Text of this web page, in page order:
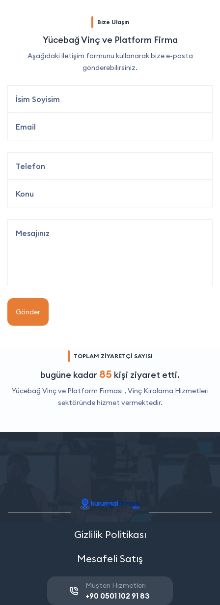
Bize Ulaşın
Yücebağ Vinç ve Platform Firma
Aşağıdaki iletişim formunu kullanarak bize e-posta
gönderebilirsiniz.
Gönder
TOPLAM ZİYARETÇİ SAYISI
bugüne kadar 85 kişi ziyaret etti.
Yücebağ Vinç ve Platform Firması , Vinç Kiralama Hizmetleri
sektöründe hizmet vermektedir.
Gizlilik Politikası
Mesafeli Satış
Müşteri Hizmetleri
+90 0501 102 91 83